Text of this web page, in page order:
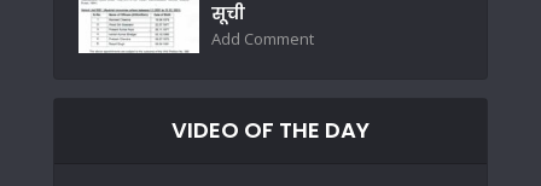
सूची
Add Comment
VIDEO OF THE DAY